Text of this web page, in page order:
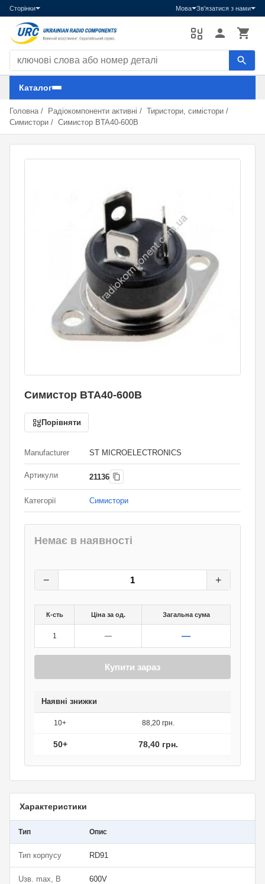
Сторінки Мова Зв'язатися з нами
Пошук компонентів
Каталог
Головна / Радіокомпоненти активні / Тиристори, симістори /
Симистори / Симистор BTA40-600B
Симистор BTA40-600B
Порівняти
Manufacturer ST MICROELECTRONICS
Артикули 21136
Категорії Симистори
Немає в наявності
− +
К-сть Ціна за од. Загальна сума
1 — —
Купити зараз
Наявні знижки
10+ 88,20 грн.
50+ 78,40 грн.
Характеристики
Тип Опис
Тип корпусу RD91
Uзв. max, В 600V